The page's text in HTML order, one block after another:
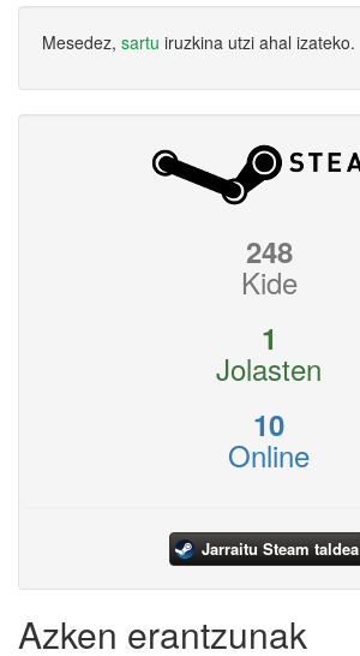
Mesedez, sartu iruzkina utzi ahal izateko.
248
Kide
1
Jolasten
10
Online
Jarraitu Steam taldea
Azken erantzunak